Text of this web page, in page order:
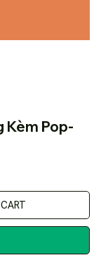
Kèm Pop-